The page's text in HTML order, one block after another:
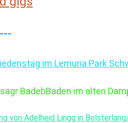
im Lemuria Park
BadebBaden im alten
von Adelheid Lingg in